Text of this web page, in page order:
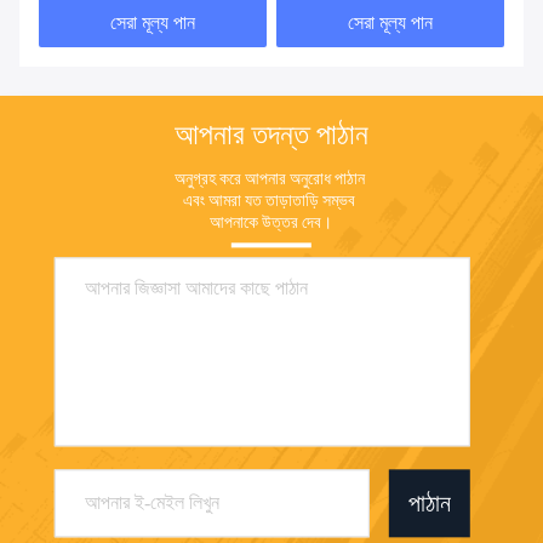
সেরা মূল্য পান সেরা মূল্য পান
আপনার তদন্ত পাঠান
অনুগ্রহ করে আপনার অনুরোধ পাঠান
এবং আমরা যত তাড়াতাড়ি সম্ভব
আপনাকে উত্তর দেব।
পাঠান